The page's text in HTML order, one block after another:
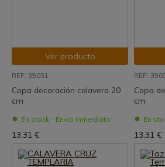
Ver producto
REF: 39031
Copa decoración calavera 20
cm
En stock - Envío inmediato
13,31 €
REF:
Copa
cm
En
13,31 €